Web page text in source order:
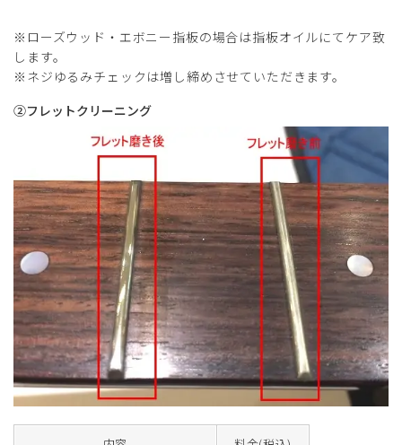
※ローズウッド・エボニー指板の場合は指板オイルにてケア致
します。
※ネジゆるみチェックは増し締めさせていただきます。
②フレットクリーニング